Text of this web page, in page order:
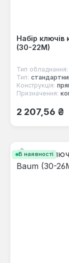
Набір
(30-22M)
Тип обладнання:
Тип:
Конструкція:
Призначення:
Звичайна
2 207,56 ₴
В наявності